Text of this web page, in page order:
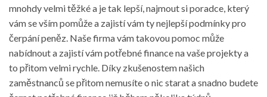
mnohdy velmi těžké a je tak lepší, najmout si poradce, který
vám se vším pomůže a zajistí vám ty nejlepší podmínky pro
čerpání peněz. Naše firma vám takovou pomoc může
nabídnout a zajistí vám potřebné finance na vaše projekty a
to přitom velmi rychle. Díky zkušenostem našich
zaměstnanců se přitom nemusíte o nic starat a snadno budete